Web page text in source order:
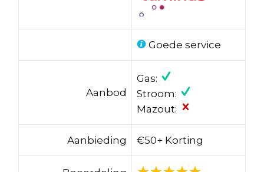
Goede service
Aanbod
Gas:
Stroom:
Mazout:
Aanbieding €50+ Korting